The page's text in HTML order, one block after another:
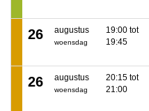
26 augustus
woensdag
19:00 tot
19:45
26 augustus
woensdag
20:15 tot
21:00